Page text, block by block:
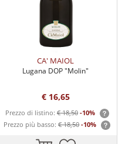
CA' MAIOL
Lugana DOP "Molin"
€ 16,65
Prezzo di listino:€ 18,50 -10%
Prezzo più basso:€ 18,50 -10%